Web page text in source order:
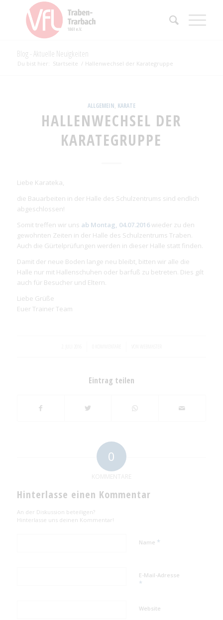
Blog - Aktuelle Neuigkeiten
Du bist hier: Startseite / Hallenwechsel der Karategruppe
ALLGEMEIN KARATE
HALLENWECHSEL DER
KARATEGRUPPE
Liebe Karateka,
die Bauarbeiten in der Halle des Schulzentrums sind endlich
abgeschlossen!
Somit treffen wir uns ab Montag, 04.07.2016wieder zu den
gewohnten Zeiten in der Halle des Schulzentrums Traben.
Auch die Gürtelprüfungen werden in dieser Halle statt finden.
Damit der neue Boden lange neu bleibt, bitten wir alle die
Halle nur mit Hallenschuhen oder barfuß zu betreten. Dies gilt
auch für Besucher und Eltern.
Liebe Grüße
Euer Trainer Team
Eintrag teilen
0
KOMMENTARE
Hinterlasse einen Kommentar
An der Diskussion beteiligen?
Hinterlasse uns deinen Kommentar!
Name *
E-Mail-Adresse
*
Website